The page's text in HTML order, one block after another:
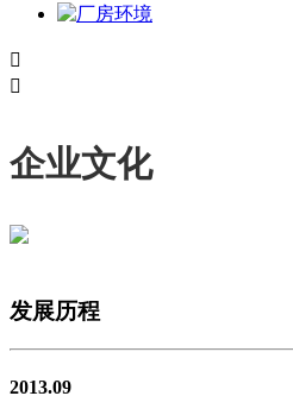


企业文化
发展历程
2013.09